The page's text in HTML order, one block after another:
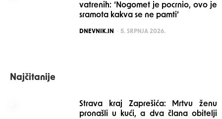
vatrenih: ‘Nogomet je pocrnio, ovo je
sramota kakva se ne pamti’
POSTED
DNEVNIK.IN 5. SRPNJA 2026.
Najčitanije
Strava kraj Zaprešića: Mrtvu ženu
pronašli u kući, a dva člana obitelji